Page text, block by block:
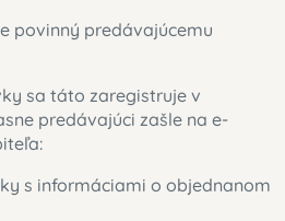
povinný predávajúcemu
sa táto zaregistruje v
predávajúci zašle na e-
s informáciami o objednanom